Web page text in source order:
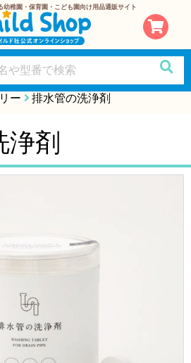
幼稚園・保育園・こども園向け用品通販サイト
ー 排水管の洗浄剤
剤